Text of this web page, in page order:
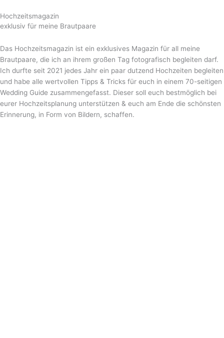
Hochzeitsmagazin
exklusiv für meine Brautpaare
Das Hochzeitsmagazin ist ein exklusives Magazin für all meine
Brautpaare, die ich an ihrem großen Tag fotografisch begleiten darf.
Ich durfte seit 2021 jedes Jahr ein paar dutzend Hochzeiten begleiten
und habe alle wertvollen Tipps & Tricks für euch in einem 70-seitigen
Wedding Guide zusammengefasst. Dieser soll euch bestmöglich bei
eurer Hochzeitsplanung unterstützen & euch am Ende die schönsten
Erinnerung, in Form von Bildern, schaffen.